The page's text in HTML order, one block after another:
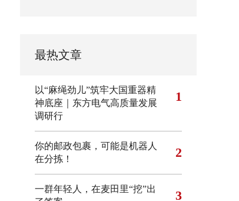
最热文章
以“麻绳劲儿”筑牢大国重器精
神底座｜东方电气高质量发展
调研行
1
你的邮政包裹，可能是机器人
在分拣！
2
一群年轻人，在麦田里“挖”出
3